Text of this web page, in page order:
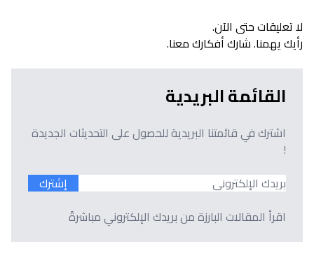
لا تعليقات حتى الآن.
رأيك يهمنا. شارك أفكارك معنا.
القائمة البريدية
اشترك في قائمتنا البريدية للحصول على التحديثات الجديدة
!
إشترك
اقرأ المقالات البارزة من بريدك الإلكتروني مباشرةً